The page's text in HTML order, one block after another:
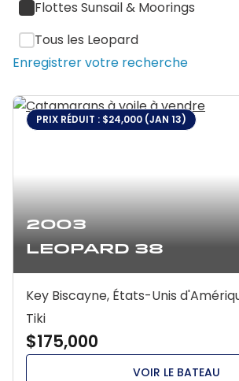
Flottes Sunsail & Moorings
Tous les Leopard
Enregistrer votre recherche
2003
Leopard 38
PRIX RÉDUIT : $24,000 (JAN 13)
Key Biscayne, États-Unis
Tiki
$175,000
VOIR LE BATEAU